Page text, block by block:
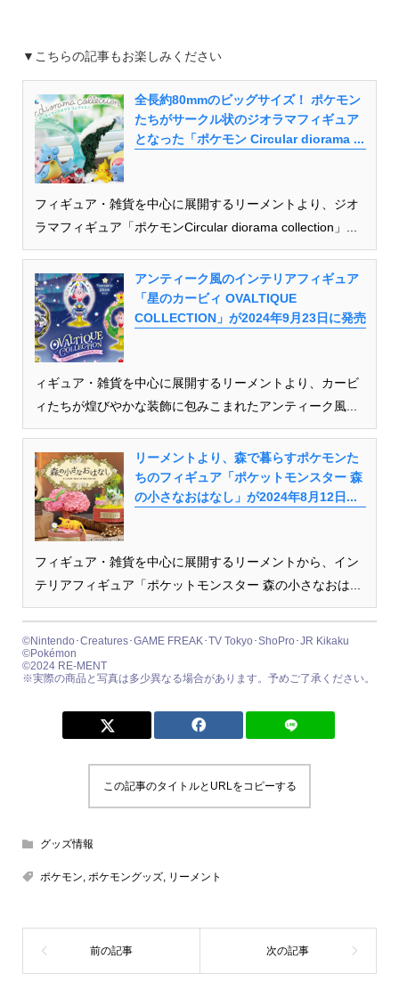
▼こちらの記事もお楽しみください
全長約80mmのビッグサイズ！ ポケモン
たちがサークル状のジオラマフィギュア
となった「ポケモン Circular diorama ...
フィギュア・雑貨を中心に展開するリーメントより、ジオ
ラマフィギュア「ポケモンCircular diorama collection」...
アンティーク風のインテリアフィギュア
「星のカービィ OVALTIQUE
COLLECTION」が2024年9月23日に発売
ィギュア・雑貨を中心に展開するリーメントより、カービ
ィたちが煌びやかな装飾に包みこまれたアンティーク風...
リーメントより、森で暮らすポケモンた
ちのフィギュア「ポケットモンスター 森
の小さなおはなし」が2024年8月12日...
フィギュア・雑貨を中心に展開するリーメントから、イン
テリアフィギュア「ポケットモンスター 森の小さなおは...
©Nintendo･Creatures･GAME FREAK･TV Tokyo･ShoPro･JR Kikaku
©Pokémon
©2024 RE-MENT
※実際の商品と写真は多少異なる場合があります。予めご了承ください。
この記事のタイトルとURLをコピーする
グッズ情報
ポケモン ポケモングッズ, リーメント